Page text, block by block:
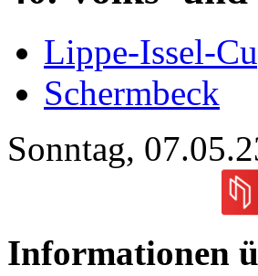
Lippe-Issel-
Schermbeck
Sonntag,
Informationen